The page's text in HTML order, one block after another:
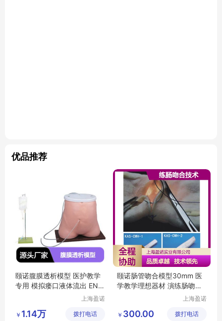
优品推荐
颐诺腹膜透析模型 医护教学
专用 模拟瘘口液体流出 EN-
上海盈诺
公司
￥ 1.14万 拨打电话
颐诺肠管吻合模型30mm 医
学教学理想器材 演练肠吻合
上海盈诺
公司
￥ 300.00 拨打电话